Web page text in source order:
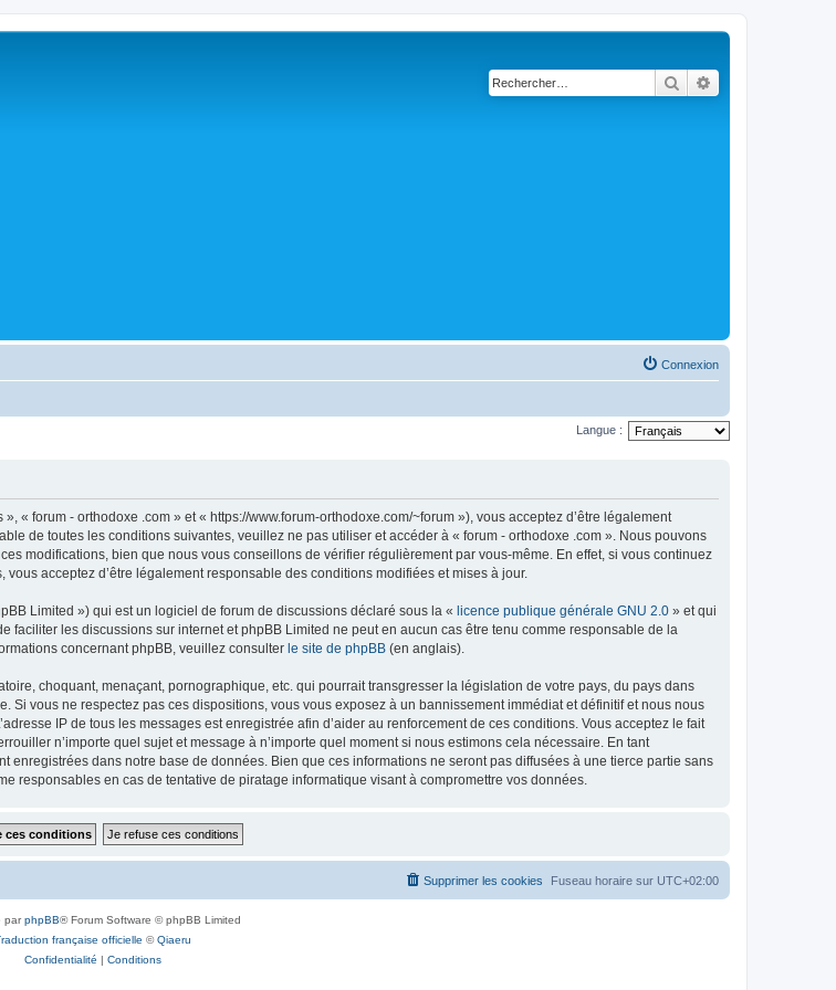
Rechercher
Connexion
Langue :
« forum - orthodoxe .com » et « https://www.forum-orthodoxe.com/~forum »), vous acceptez d’être légalement
de toutes les conditions suivantes, veuillez ne pas utiliser et accéder à « forum - orthodoxe .com ». Nous pouvons
modifications, bien que nous vous conseillons de vérifier régulièrement par vous-même. En effet, si vous continuez
acceptez d’être légalement responsable des conditions modifiées et mises à jour.
Limited ») qui est un logiciel de forum de discussions déclaré sous la « licence publique générale GNU 2.0 » et qui
faciliter les discussions sur internet et phpBB Limited ne peut en aucun cas être tenu comme responsable de la
concernant phpBB, veuillez consulter le site de phpBB (en anglais).
choquant, menaçant, pornographique, etc. qui pourrait transgresser la législation de votre pays, du pays dans
vous ne respectez pas ces dispositions, vous vous exposez à un bannissement immédiat et définitif et nous nous
IP de tous les messages est enregistrée afin d’aider au renforcement de ces conditions. Vous acceptez le fait
n’importe quel sujet et message à n’importe quel moment si nous estimons cela nécessaire. En tant
enregistrées dans notre base de données. Bien que ces informations ne seront pas diffusées à une tierce partie sans
responsables en cas de tentative de piratage informatique visant à compromettre vos données.
Fuseau horaire sur UTC+02:00
Supprimer les cookies
parphpBB® Forum Software © phpBB Limited
française officielle ©Qiaeru
Confidentialité | Conditions